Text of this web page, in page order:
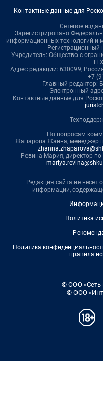
Контактные данные для
Сетевое
Зарегистрировано
информационных технологий и
Учредитель: Общество с
Адрес редакции: 630099,
+7
Главный редактор:
Электронный
Контактные данные для
По вопросам
Жапарова Жанна, менеджер
Ревина Мария, директор
Редакция сайта не несет
информации,
Политика
Политика
правила
© ООО «Сеть
© ООО